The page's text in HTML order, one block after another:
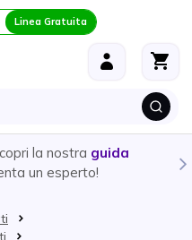
Linea Gratuita
la nostra guida
un esperto!